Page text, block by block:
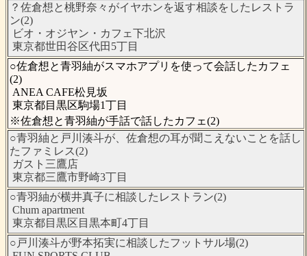
？佐倉想と桃野奈々がイヤホンを返す相談をしたレストラ
ン(2)
ビオ・オジヤン・カフェ下北沢
東京都世田谷区代田5丁目
○佐倉想と青羽紬がスマホアプリを使って会話したカフェ
(2)
ANEA CAFE松見坂
東京都目黒区駒場1丁目
※佐倉想と青羽紬が手話で話したカフェ(2)
○青羽紬と戸川湊斗が、佐倉想の耳が聞こえないことを話し
たファミレス(2)
ガスト三鷹店
東京都三鷹市野崎3丁目
○青羽紬が横井真子に相談したレストラン(2)
Chum apartment
東京都目黒区目黒本町4丁目
○戸川湊斗が野本拓実に相談したフットサル場(2)